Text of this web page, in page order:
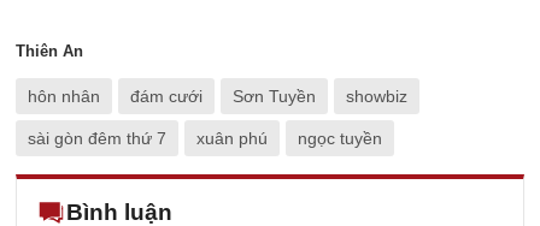
Thiên An
hôn nhân đám cưới Sơn Tuyền showbiz
sài gòn đêm thứ 7 xuân phú ngọc tuyền
Bình luận